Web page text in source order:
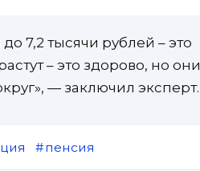
7,2 тысячи рублей – это
– это здорово, но они
— заключил эксперт.
пенсия